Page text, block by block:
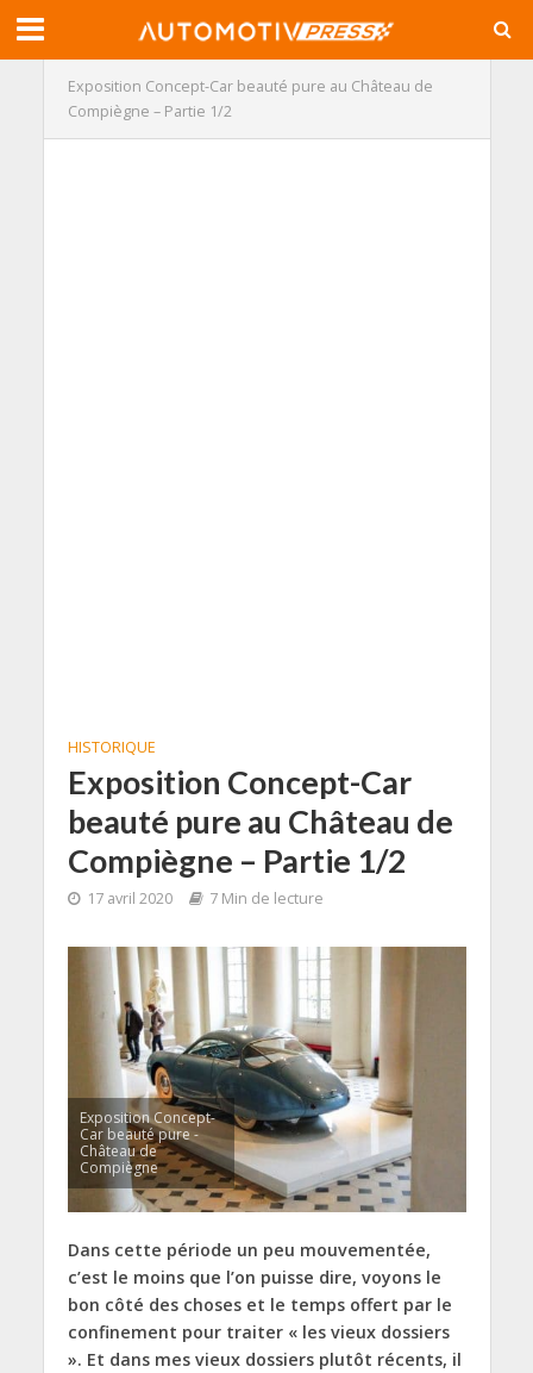
Exposition Concept-Car beauté pure au Château de
Compiègne – Partie 1/2
HISTORIQUE
Exposition Concept-Car
beauté pure au Château de
Compiègne – Partie 1/2
17 avril 2020 7 Min de lecture
Exposition Concept-
Car beauté pure -
Château de
Compiègne
Dans cette période un peu mouvementée,
c’est le moins que l’on puisse dire, voyons le
bon côté des choses et le temps offert par le
confinement pour traiter « les vieux dossiers
». Et dans mes vieux dossiers plutôt récents, il